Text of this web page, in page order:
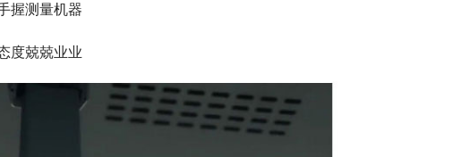
握测量机器
度兢兢业业